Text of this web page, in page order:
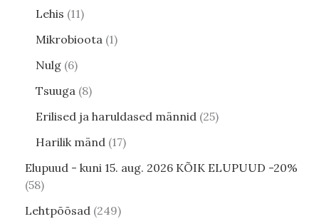
Lehis 11
Mikrobioota 1
Nulg 6
Tsuuga 8
Erilised ja haruldased männid 25
Harilik mänd 17
Elupuud - kuni 15. aug. 2026 KÕIK ELUPUUD -20%
58
Lehtpõõsad 249